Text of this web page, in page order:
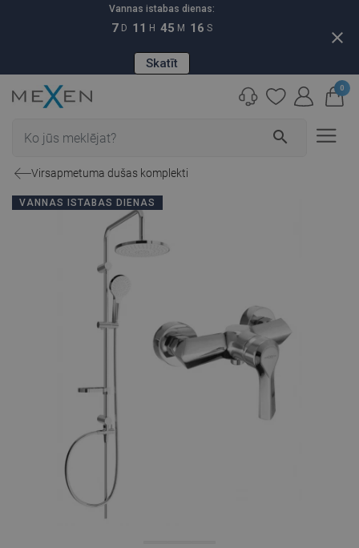
Vannas istabas dienas:
7 D 11 H 45 M 15 S
Skatīt
close
search
0
Virsapmetuma dušas komplekti
VANNAS ISTABAS DIENAS